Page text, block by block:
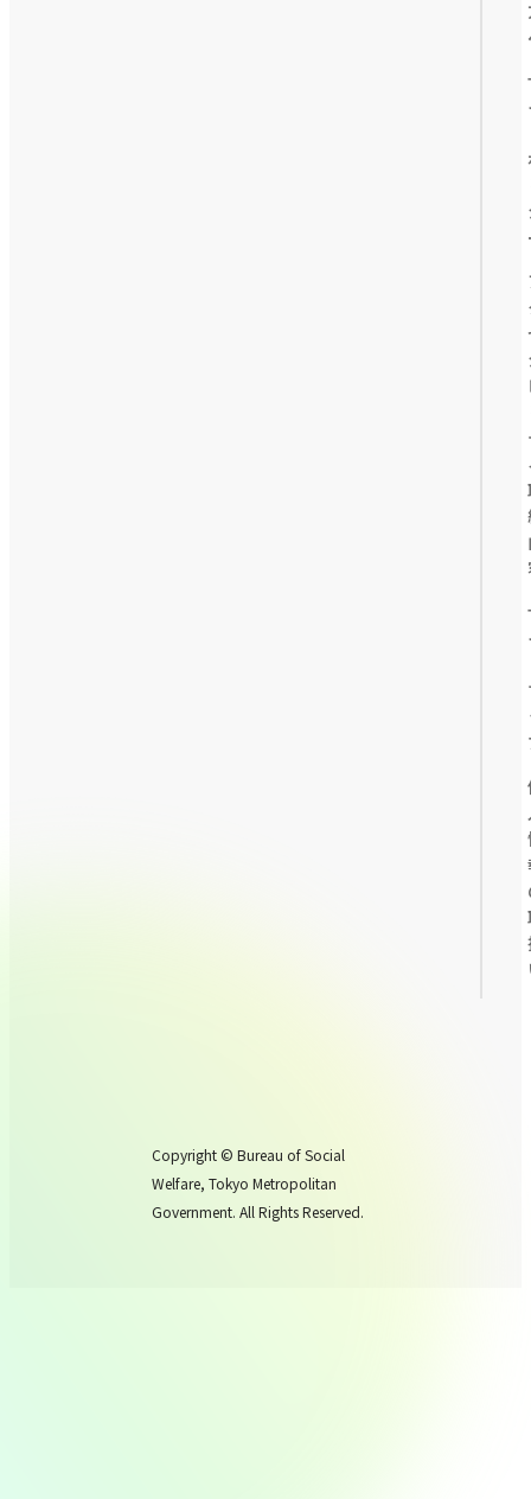
Copyright © Bureau of Social
Welfare, Tokyo Metropolitan
Government. All Rights Reserved.